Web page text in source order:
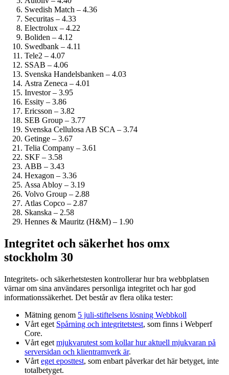
Swedish Match – 4.36
Securitas – 4.33
Electrolux – 4.22
Boliden – 4.12
Swedbank – 4.11
Tele2 – 4.07
SSAB – 4.06
Svenska Handelsbanken – 4.03
Astra Zeneca – 4.01
Investor – 3.95
Essity – 3.86
Ericsson – 3.82
SEB Group – 3.77
Svenska Cellulosa AB SCA – 3.74
Getinge – 3.67
Telia Company – 3.61
SKF – 3.58
ABB – 3.43
Hexagon – 3.36
Assa Abloy – 3.19
Volvo Group – 2.88
Atlas Copco – 2.87
Skanska – 2.58
Hennes & Mauritz (H&M) – 1.90
Integritet och säkerhet hos omx
stockholm 30
Integritets- och säkerhetstesten kontrollerar hur bra webbplatsen
värnar om sina användares personliga integritet och har god
informations­säkerhet. Det består av flera olika tester:
Mätning genom 5 juli-stiftelsens lösning Webbkoll
Vårt eget Spårning och integritetstest, som finns i Webperf
Core.
Vårt eget mjukvarutest som kollar hur aktuell mjukvaran på
serversidan och klient­ramverk är.
Vårt eget eposttest, som enbart påverkar det här betyget, inte
totalbetyget.